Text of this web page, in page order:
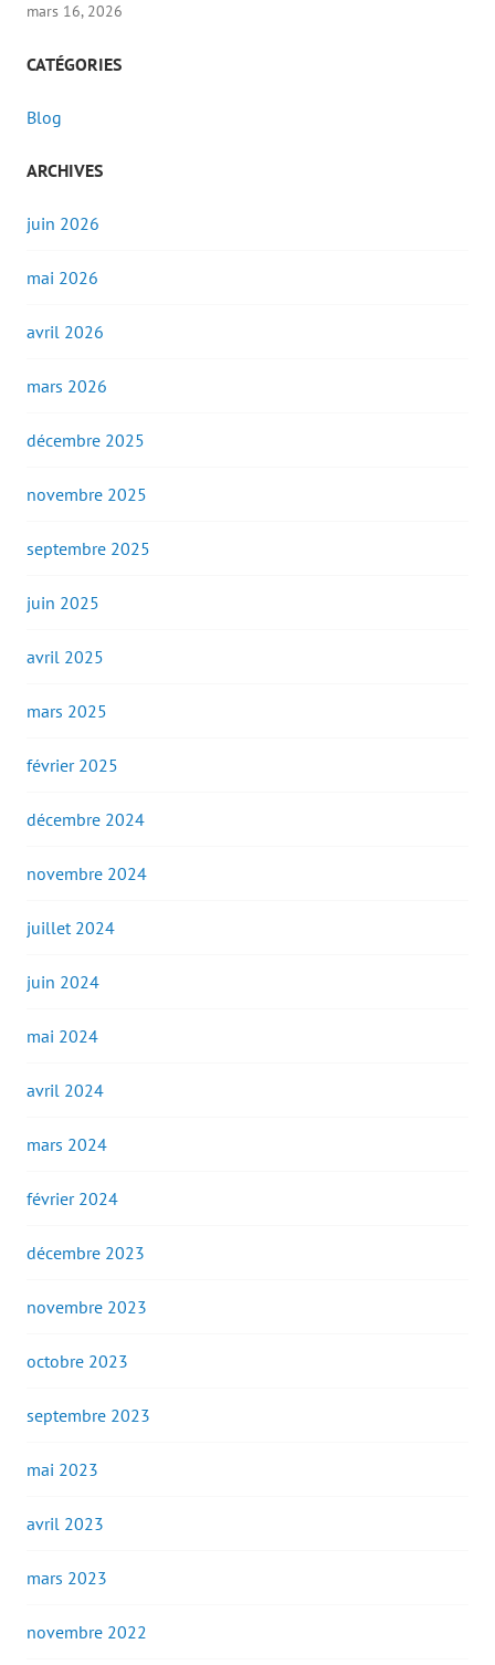
mars 16, 2026
CATÉGORIES
Blog
ARCHIVES
juin 2026
mai 2026
avril 2026
mars 2026
décembre 2025
novembre 2025
septembre 2025
juin 2025
avril 2025
mars 2025
février 2025
décembre 2024
novembre 2024
juillet 2024
juin 2024
mai 2024
avril 2024
mars 2024
février 2024
décembre 2023
novembre 2023
octobre 2023
septembre 2023
mai 2023
avril 2023
mars 2023
novembre 2022